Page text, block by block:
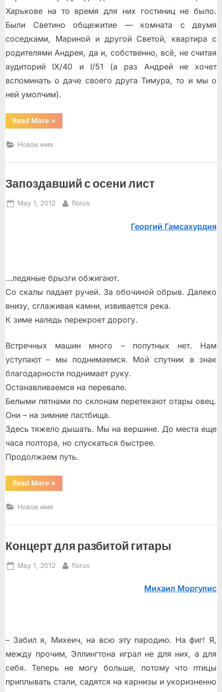
Харькове на то время для них гостиниц не было.
Были Светино общежитие — комната с двумя
соседками, Мариной и другой Светой, квартира с
родителями Андрея, да и, собственно, всё, не считая
аудиторий IХ/40 и I/51 (а раз Андрей не хочет
вспоминать о даче своего друга Тимура, то и мы о
ней умолчим).
Read More“Андрей
и
в
»
Новое имя
Запоздавший с осени лист
Posted
May 1, 2012 By
florus
Георгий Гамсахурдия
…ледяные брызги обжигают.
Со скалы падает ручей. За обочиной обрыв. Далеко
внизу, сглаживая камни, извивается река.
К зиме наледь перекроет дорогу.
Встречных машин много – попутных нет. Нам
уступают – мы поднимаемся. Мой спутник в знак
благодарности поднимает руку.
Останавливаемся на перевале.
Белыми пятнами по склонам перетекают отары овец.
Они – на зимние пастбища.
Здесь тяжело дышать. Мы на вершине. До места еще
часа полтора, но спускаться быстрее.
Продолжаем путь.
Read More“Запоздавший
с
»
Новое имя
Концерт для разбитой гитары
Posted
May 1, 2012 By
florus
Михаил Моргулис
– Забил я, Михеич, на всю эту пародию. На фиг! Я,
между прочим, Эллингтона играл не для них, а для
себя. Теперь не могу больше, потому что птицы
приплывать стали, садятся на карнизы и укоризненно